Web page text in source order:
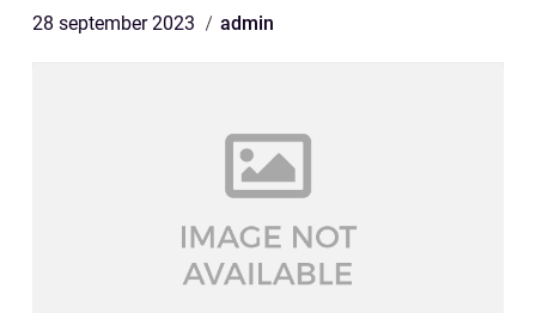
28 september 2023 admin